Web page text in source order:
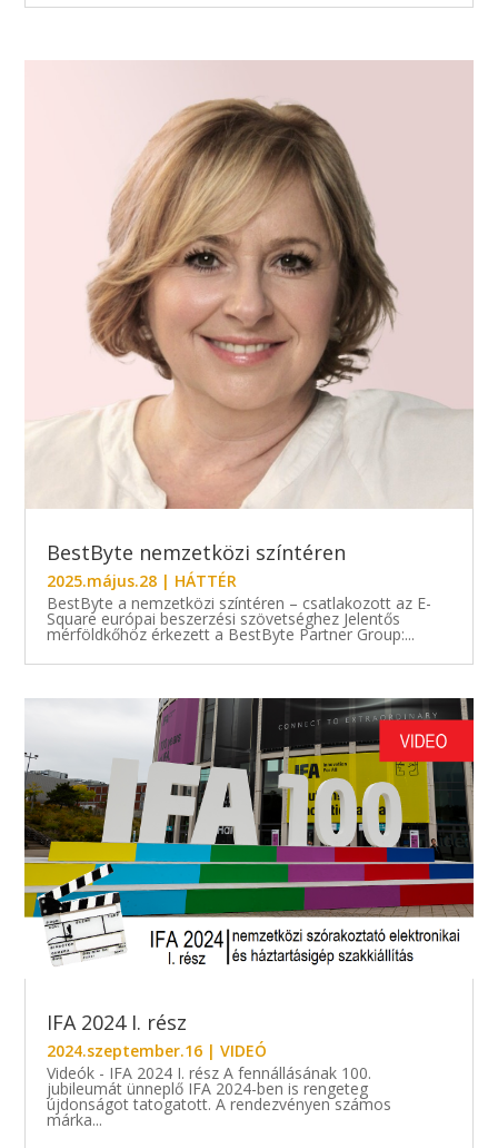
BestByte nemzetközi színtéren
2025.május.28 | HÁTTÉR
BestByte a nemzetközi színtéren – csatlakozott az E-
Square európai beszerzési szövetséghez Jelentős
mérföldkőhöz érkezett a BestByte Partner Group:...
IFA 2024 I. rész
2024.szeptember.16 |VIDEÓ
Videók - IFA 2024 I. rész A fennállásának 100.
jubileumát ünneplő IFA 2024-ben is rengeteg
újdonságot tatogatott. A rendezvényen számos
márka...